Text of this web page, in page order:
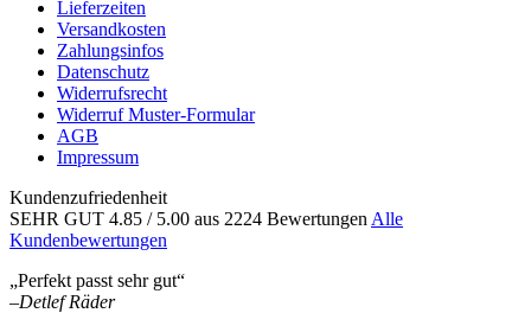
Lieferzeiten
Versandkosten
Zahlungsinfos
Datenschutz
Widerrufsrecht
Widerruf Muster-Formular
AGB
Impressum
Kundenzufriedenheit
SEHR GUT 4.85 / 5.00 aus 2224 Bewertungen Alle
Kundenbewertungen
„Perfekt passt sehr gut“
–Detlef Räder